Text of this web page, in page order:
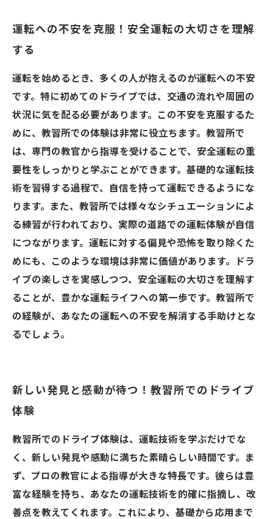
運転への不安を克服！安全運転の大切さを理解
する
運転を始めるとき、多くの人が抱えるのが運転への不安
です。特に初めてのドライブでは、交通の流れや周囲の
状況に気を配る必要があります。この不安を克服するた
めに、教習所での体験は非常に役立ちます。教習所で
は、専門の教官から指導を受けることで、安全運転の重
要性をしっかりと学ぶことができます。基礎的な運転技
術を習得する過程で、自信を持って運転できるようにな
ります。また、教習所では様々なシチュエーションによ
る練習が行われており、実際の道路での運転体験が自信
につながります。運転に対する偏見や恐怖を取り除くた
めにも、このような環境は非常に価値があります。ドラ
イブの楽しさを実感しつつ、安全運転の大切さを理解す
ることが、豊かな運転ライフへの第一歩です。教習所で
の経験が、あなたの運転への不安を解消する手助けとな
るでしょう。
新しい発見と感動が待つ！教習所でのドライブ
体験
教習所でのドライブ体験は、運転技術を学ぶだけでな
く、新しい発見や感動に満ちた素晴らしい時間です。ま
ず、プロの教官による指導が大きな特長です。彼らは豊
富な経験を持ち、あなたの運転技術を的確に指摘し、改
善点を教えてくれます。これにより、基礎から応用まで